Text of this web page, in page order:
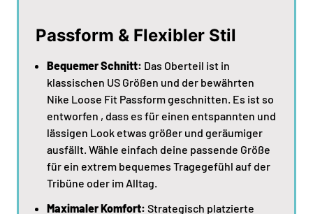
Passform & Flexibler Stil
Bequemer Schnitt: Das Oberteil ist in
klassischen US Größen und der bewährten
Nike Loose Fit Passform geschnitten. Es ist so
entworfen , dass es für einen entspannten und
lässigen Look etwas größer und geräumiger
ausfällt. Wähle einfach deine passende Größe
für ein extrem bequemes Tragegefühl auf der
Tribüne oder im Alltag.
Maximaler Komfort: Strategisch platzierte